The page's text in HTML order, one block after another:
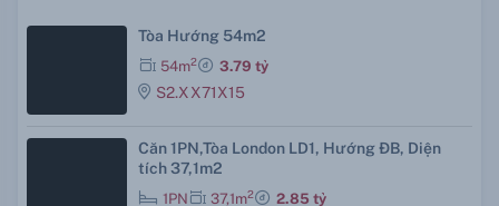
Tòa Hướng 54m2
54m2 3.79 tỷ
S2.XX71X15
Căn 1PN,Tòa London LD1, Hướng ĐB, Diện
tích 37,1m2
1PN 37,1m2 2.85 tỷ